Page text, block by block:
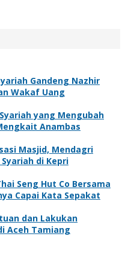
Gandeng Nazhir
Wakaf Uang
yang Mengubah
Anambas
Masjid, Mendagri
Syariah di Kepri
Seng Hut Co Bersama
Capai Kata Sepakat
dan Lakukan
Aceh Tamiang